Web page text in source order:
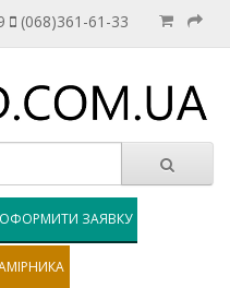
(068)361-61-33
ОФОРМИТИ ЗАЯВКУ